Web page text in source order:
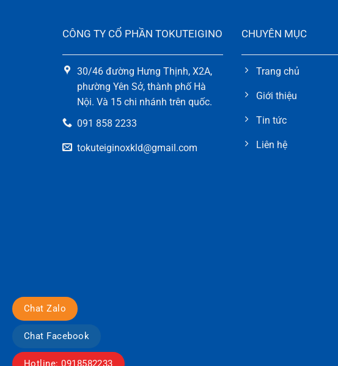
CÔNG TY CỔ PHẦN TOKUTEIGINO
30/46 đường Hưng Thịnh, X2A,
phường Yên Sở, thành phố Hà
Nội. Và 15 chi nhánh trên quốc.
091 858 2233
tokuteiginoxkld@gmail.com
CHUYÊN MỤC
Trang chủ
Giới thiệu
Tin tức
Liên hệ
Chat Zalo
Chat Facebook
Hotline: 0918582233